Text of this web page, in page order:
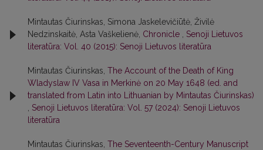
Mintautas Čiurinskas, Simona Jaskelevičiūtė, Živilė
Nedzinskaitė, Asta Vaškelienė, Chronicle , Senoji Lietuvos
literatūra: Vol. 40 (2015): Senoji Lietuvos literatūra
Mintautas Čiurinskas, The Account of the Death of King
Wladyslaw IV Vasa in Merkinė on 20 May 1648 (ed. and
translated from Latin into Lithuanian by Mintautas Čiurinskas)
, Senoji Lietuvos literatūra: Vol. 57 (2024): Senoji Lietuvos
literatūra
Mintautas Čiurinskas, The Seventeenth-Century Manuscript